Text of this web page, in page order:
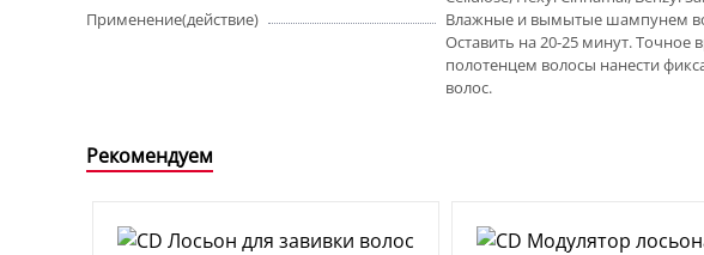
Применение(действие)
Влажные и вымытые шампунем
Оставить на 20-25 минут.
полотенцем волосы нанести
волос.
Рекомендуем